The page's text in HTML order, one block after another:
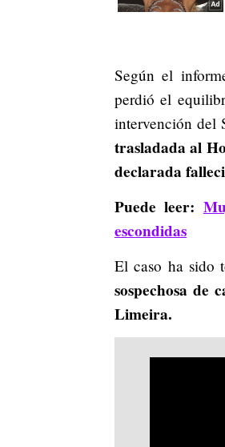
Según el
perdió el
intervención del
trasladada al
declarada
Puede leer:
escondidas
El caso ha sido
sospechosa de
Limeira.